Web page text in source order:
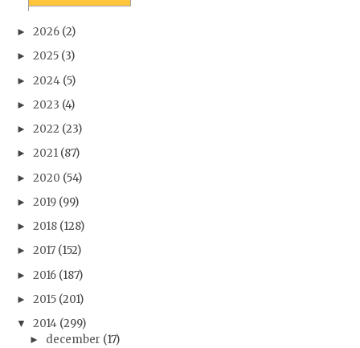
► 2026 (2)
► 2025 (3)
► 2024 (5)
► 2023 (4)
► 2022 (23)
► 2021 (87)
► 2020 (54)
► 2019 (99)
► 2018 (128)
► 2017 (152)
► 2016 (187)
► 2015 (201)
▼ 2014 (299)
► december (17)